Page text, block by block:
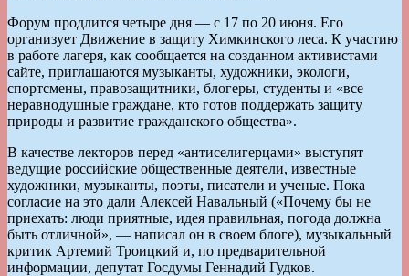
Форум продлится четыре дня — с 17 по 20 июня. Его
организует Движение в защиту Химкинского леса. К участию
в работе лагеря, как сообщается на созданном активистами
сайте, приглашаются музыканты, художники, экологи,
спортсмены, правозащитники, блогеры, студенты и «все
неравнодушные граждане, кто готов поддержать защиту
природы и развитие гражданского общества».
В качестве лекторов перед «антиселигерцами» выступят
ведущие российские общественные деятели, известные
художники, музыканты, поэты, писатели и ученые. Пока
согласие на это дали Алексей Навальный («Почему бы не
приехать: люди приятные, идея правильная, погода должна
быть отличной», — написал он в своем блоге), музыкальный
критик Артемий Троицкий и, по предварительной
информации, депутат Госдумы Геннадий Гудков.